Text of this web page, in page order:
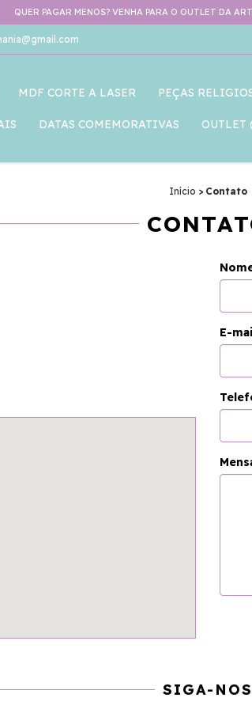
QUER PAGAR MENOS? VENHA PARA O OUTLET DA
MDF CORTE A LASER PEÇAS
DATAS COMEMORATIVAS OUTLET
Início > Contato
E-
SIGA-NOS